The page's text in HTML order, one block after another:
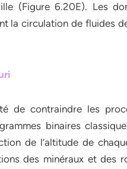
(Figure 6.20E). Les
la circulation de fluides
de contraindre les
binaires
de l’altitude de
des minéraux et des